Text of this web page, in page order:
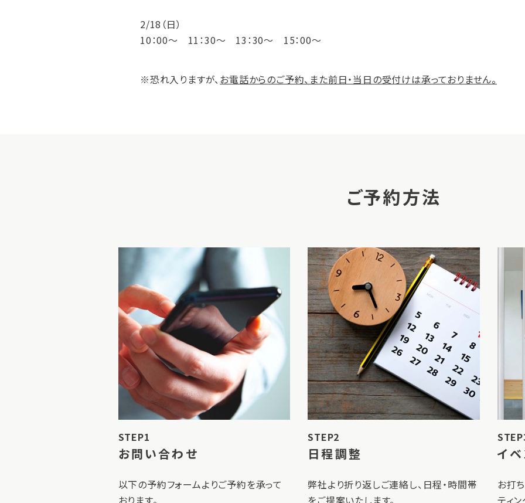
2/18（日）
10：00～ 11：30～ 13：30～ 15：00～
※恐れ入りますが、お電話からのご予約、また前日・当日の受付けは承っておりません。
ご予約方法
STEP1
お問い合わせ
以下の予約フォームよりご予約を承って
おります。
STEP2
日程調整
弊社より折り返しご連絡し、日程・時間帯
をご提案いたします。
イ
お打
ティ